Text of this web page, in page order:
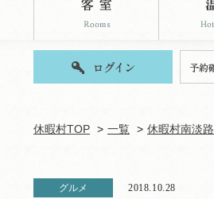
休暇村TOP 一覧 休暇村南淡路
グルメ 2018.10.28